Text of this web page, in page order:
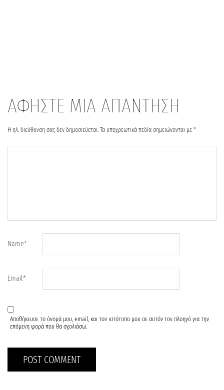
ΑΦΗΣΤΕ ΜΙΑ ΑΠΑΝΤΗΣΗ
Η ηλ. διεύθυνση σας δεν δημοσιεύεται. Τα υποχρεωτικά πεδία σημειώνονται με *
Name*
Email*
Αποθήκευσε το όνομά μου, email, και τον ιστότοπο μου σε αυτόν τον πλοηγό για την
επόμενη φορά που θα σχολιάσω.